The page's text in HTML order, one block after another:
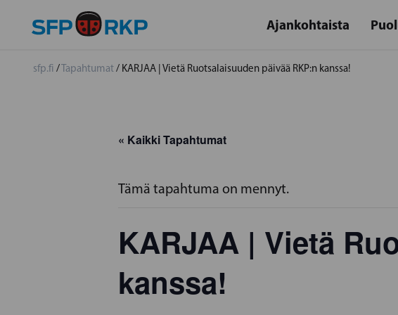
Ajankohtaista
sfp.fi /Tapahtumat/ KARJAA | Vietä Ruotsalaisuuden päivää RKP:n kanssa!
« Kaikki Tapahtumat
Tämä tapahtuma on mennyt.
KARJAA | Vietä
kanssa!